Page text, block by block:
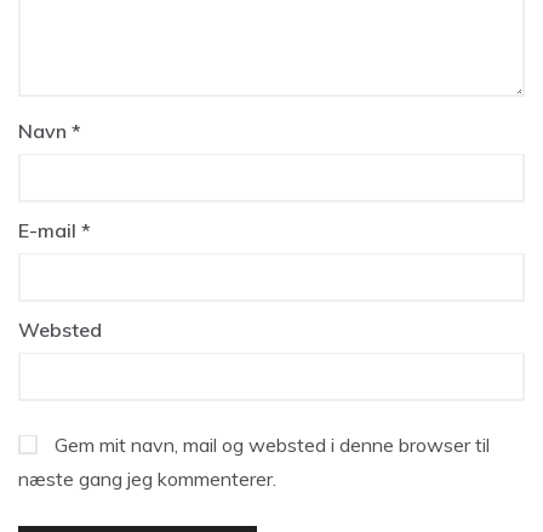
Navn *
E-mail *
Websted
Gem mit navn, mail og websted i denne browser til
næste gang jeg kommenterer.